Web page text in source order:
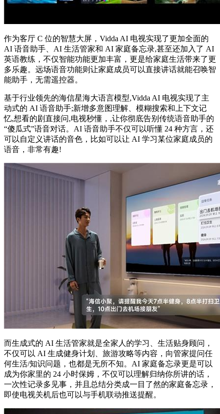
作为客厅 C 位的智慧大屏，Vidda AI 电视实现了更加全面的
AI 语音助手、AI 生活管家和 AI 家庭备忘录,甚至还加入了 AI
英语教练，不仅智能功能更加丰富，更是给家庭生活带来了更
多乐趣。远场语音功能则让家庭成员可以直接讲话就能召唤智
能助手，无需遥控器。
基于行业领先的海信星海大语言模型,Vidda AI 电视实现了主
动式的 AI 语音助手;新增多意图理解、模糊搜索和上下文记
忆,想看的剧直接问,电视秒懂，,让你彻底告别传统语音助手的
“傻瓜式”语音对话。AI 语音助手不仅可以听懂 24 种方言，还
可以自定义讲话的音色，比如可以让 AI 学习某位家庭成员的
语音，非常有趣!
而生成式的 AI 生活管家就是全家人的学习、生活贴身顾问，
不仅可以 AI 生成健身计划、旅游攻略等内容，向管家提问任
何生活/知识问题，也都是无所不知。AI 家庭备忘录更是可以
成为你家里的 24 小时保姆，不仅可以理解归纳你所讲的话，
一次性记录多见事，并且总结分类成一目了然的家庭备忘录，
即使电视关机后也可以与手机联动推送提醒。